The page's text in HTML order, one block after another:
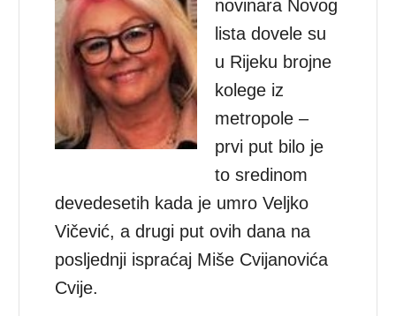
novinara Novog
lista dovele su
u Rijeku brojne
kolege iz
metropole –
prvi put bilo je
to sredinom
devedesetih kada je umro Veljko
Vičević, a drugi put ovih dana na
posljednji ispraćaj Miše Cvijanovića
Cvije.